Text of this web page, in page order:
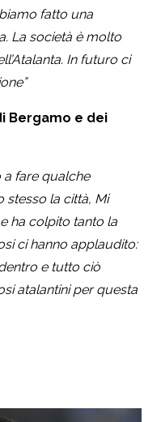
fatto una
La società è molto
In futuro ci
Bergamo e dei
a fare qualche
stesso la città, Mi
ha colpito tanto la
ci hanno applaudito:
e tutto ciò
atalantini per questa